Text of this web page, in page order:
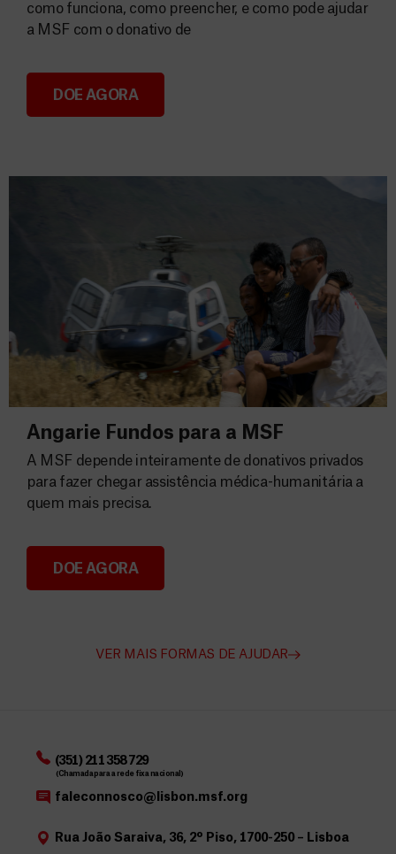
Consignação do IRS 2026
como funciona, como preencher, e como pode ajudar
a MSF com o donativo de
DOE AGORA
Angarie Fundos para a MSF
Angarie Fundos para a MSF
A MSF depende inteiramente de donativos privados
para fazer chegar assistência médica-humanitária a
quem mais precisa.
DOE AGORA
VER MAIS FORMAS DE AJUDAR
(351) 211 358 729
(Chamada para a rede fixa nacional)
faleconnosco@lisbon.msf.org
Rua João Saraiva, 36, 2º Piso, 1700-250 – Lisboa